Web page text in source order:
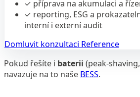
✓ příprava na akumulaci a
✓ reporting, ESG a
interní i externí audit
Domluvit konzultaci Reference
Pokud řešíte i baterii (peak-
navazuje na to naše BESS.